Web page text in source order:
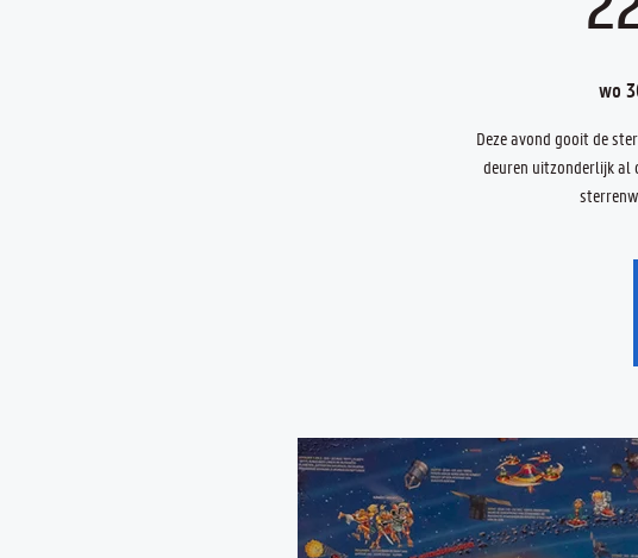
wo
Deze avond gooit de
deuren uitzonderlijk al